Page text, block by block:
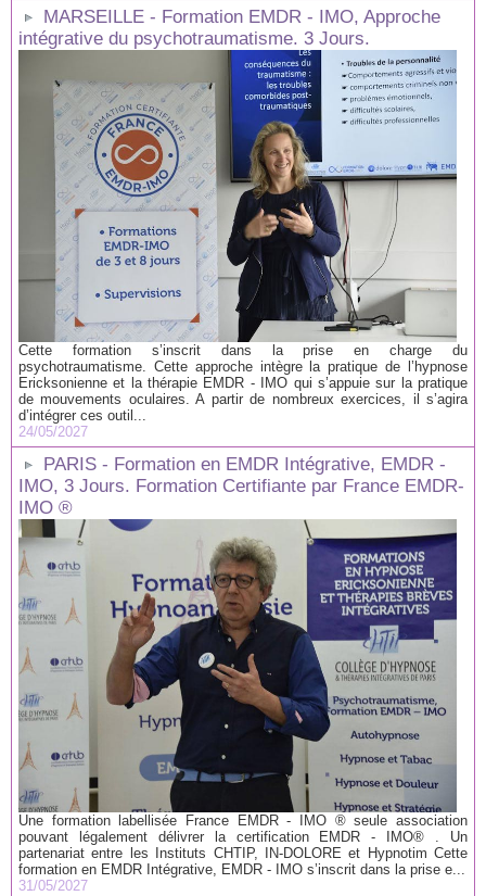
MARSEILLE - Formation EMDR - IMO, Approche
intégrative du psychotraumatisme. 3 Jours.
Cette formation s’inscrit dans la prise en charge du
psychotraumatisme. Cette approche intègre la pratique de l’hypnose
Ericksonienne et la thérapie EMDR - IMO qui s’appuie sur la pratique
de mouvements oculaires. A partir de nombreux exercices, il s’agira
d’intégrer ces outil...
24/05/2027
PARIS - Formation en EMDR Intégrative, EMDR -
IMO, 3 Jours. Formation Certifiante par France EMDR-
IMO ®
Une formation labellisée France EMDR - IMO ® seule association
pouvant légalement délivrer la certification EMDR - IMO® . Un
partenariat entre les Instituts CHTIP, IN-DOLORE et Hypnotim Cette
formation en EMDR Intégrative, EMDR - IMO s’inscrit dans la prise e...
31/05/2027